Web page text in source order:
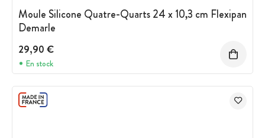
Moule Silicone Quatre-Quarts 24 x 10,3 cm Flexipan
Demarle
29,90 €
En stock